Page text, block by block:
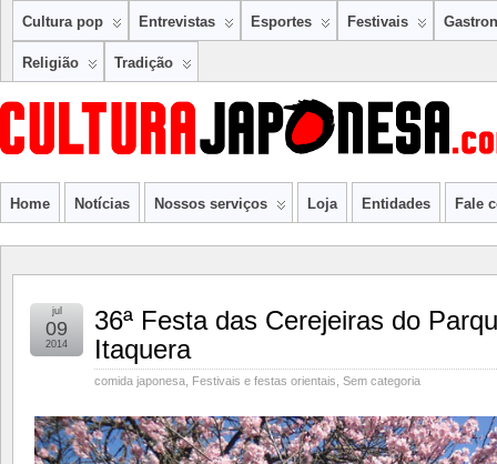
Cultura pop Entrevistas Esportes Festivais
Religião Tradição
Home Notícias Nossos serviços Loja Entidades Fale
36ª Festa das Cerejeiras do
Itaquera
comida japonesa Festivais e festas orientais Sem categoria
jul
09
2014